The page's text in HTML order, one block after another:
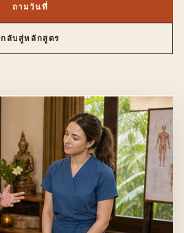
ถามวันที่
กลับสู่หลักสูตร